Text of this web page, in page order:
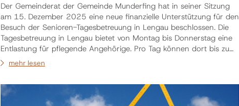
Der Gemeinderat der Gemeinde Munderfing hat in seiner Sitzung
am 15. Dezember 2025 eine neue finanzielle Unterstützung für den
Besuch der Senioren-Tagesbetreuung in Lengau beschlossen. Die
Tagesbetreuung in Lengau bietet von Montag bis Donnerstag eine
Entlastung für pflegende Angehörige. Pro Tag können dort bis zu
12 Personen betreut werden. Förderung ab 1. Februar 2026 Ab
1.2.2026 wird der Besuch der Tagesbetreuung in Lengau für
mehr lesen